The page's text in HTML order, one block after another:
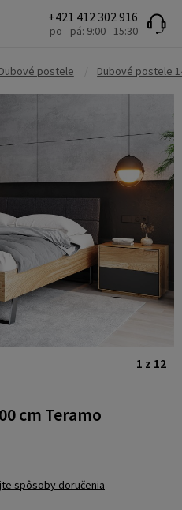
+421 412 302 916
po - pá: 9:00 - 15:30
Dubové postele Dubové postele
1 z 12
cm Teramo
spôsoby doručenia